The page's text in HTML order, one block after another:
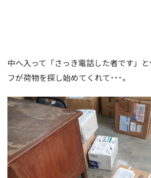
中へ入って「さっき電話した者です」
フが荷物を探し始めてくれて･･･。